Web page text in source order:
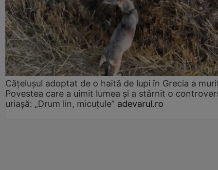
Cățelușul adoptat de o haită de lupi în Grecia a
Povestea care a uimit lumea și a stârnit o
uriașă: „Drum lin, micuțule” adevarul.ro